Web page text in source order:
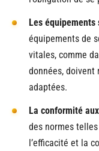
Les équipements
équipements de
vitales, comme
données,
adaptées.
La conformité
des normes
l’efficacité et la